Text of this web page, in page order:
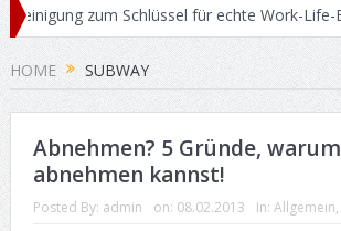
zum Schlüssel für echte Work-Life-
HOME SUBWAY
Abnehmen? 5 Gründe,
abnehmen kannst!
Posted By: admin on: 08.02.2013 In: Allgemein,